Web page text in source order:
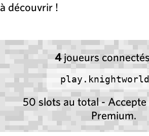
à découvrir !
4joueurs
50 slots au total - Accepte
Premium.